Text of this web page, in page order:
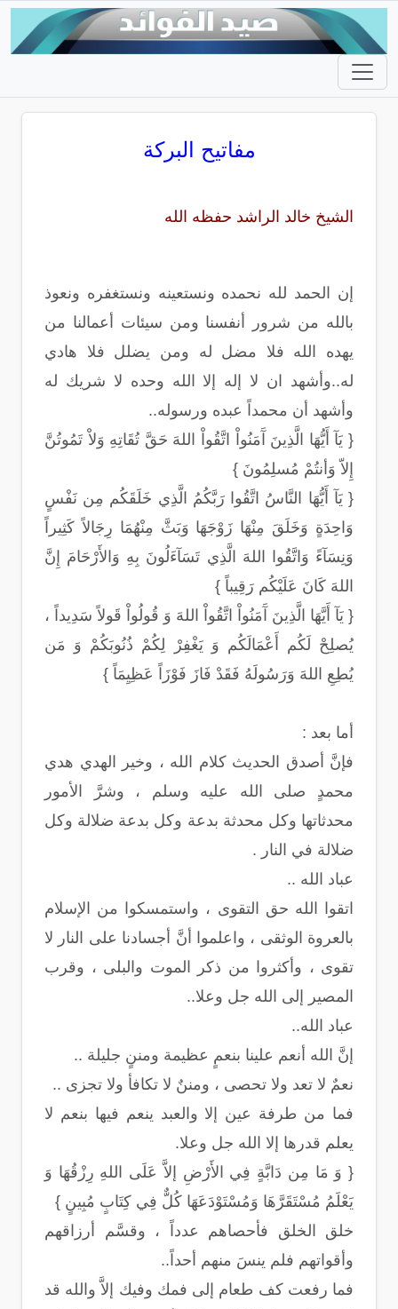
مفاتيح البركة
الشيخ خالد الراشد حفظه الله
إن الحمد لله نحمده ونستعينه ونستغفره ونعوذ
بالله من شرور أنفسنا ومن سيئات أعمالنا من
يهده الله فلا مضل له ومن يضلل فلا هادي
له..وأشهد ان لا إله إلا الله وحده لا شريك له
وأشهد أن محمداً عبده ورسوله..
{ يَآ أَيُّهَا الَّذِينَ آَمَنُواْ اتَّقُواْ اللهَ حَقَّ تُقَاتِهِ وَلاْ تَمُوتُنَّ
إِلاّ وَأنتُمْ مُسلِمُونَ }
{ يَآ أَيُّهَا النَّاسُ اتَّقُوا رَبَّكُمُ الَّذِي خَلَقَكُم مِن نَفْسٍ
وَاحِدَةٍ وَخَلَقَ مِنْهَا زَوْجَهَا وَبَثَّ مِنْهُمَا رِجَالاً كَثِيراً
وَنِسَآءً وَاتَّقُوا اللهَ الَّذِي تَسَآءَلُونَ بِهِ وَالأَرْحَامَ إِنَّ
اللهَ كَانَ عَلَيْكُم رَقِيباً }
{ يَآ أَيَّهَا الَّذِينَ آَمَنُواْ اتَّقُواْ اللهَ وَ قُولُواْ قَولاً سَدِيداً ،
يُصلِحْ لَكُم أَعْمَالَكُم وَ يَغْفِرْ لِكُمْ ذُنُوبَكُمْ وَ مَن
يُطِعِ اللهَ وَرَسُولَهُ فَقَدْ فَازَ فَوْزَاً عَظِيِمَاً }
أما بعد :
فإنَّ أصدق الحديث كلام الله ، وخير الهدي هدي
محمدٍ صلى الله عليه وسلم ، وشرَّ الأمور
محدثاتها وكل محدثة بدعة وكل بدعة ضلالة وكل
ضلالة في النار .
عباد الله ..
اتقوا الله حق التقوى ، واستمسكوا من الإسلام
بالعروة الوثقى ، واعلموا أنَّ أجسادنا على النار لا
تقوى ، وأكثروا من ذكر الموت والبلى ، وقرب
المصير إلى الله جل وعلا..
عباد الله..
إنَّ الله أنعم علينا بنعمٍ عظيمة ومننٍ جليلة ..
نعمٌ لا تعد ولا تحصى ، ومننٌ لا تكافأ ولا تجزى ..
فما من طرفة عين إلا والعبد ينعم فيها بنعم لا
يعلم قدرها إلا الله جل وعلا.
{ وَ مَا مِن دَابَّةٍ فِي الأَرْضِ إلاَّ عَلَى اللهِ رِزْقُهَا وَ
يَعْلَمُ مُسْتَقَرَّهَا وَمُسْتَوْدَعَهَا كُلٌّ فِي كِتَابٍ مُبِينٍ }
خلق الخلق فأحصاهم عدداً ، وقسَّم أرزاقهم
وأقواتهم فلم ينسَ منهم أحداً..
فما رفعت كف طعام إلى فمك وفيك إلاَّ والله قد